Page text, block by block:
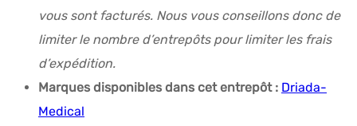
vous sont facturés. Nous vous conseillons donc de
limiter le nombre d’entrepôts pour limiter les frais
d’expédition.
Marques disponibles dans cet entrepôt : Driada-
Medical